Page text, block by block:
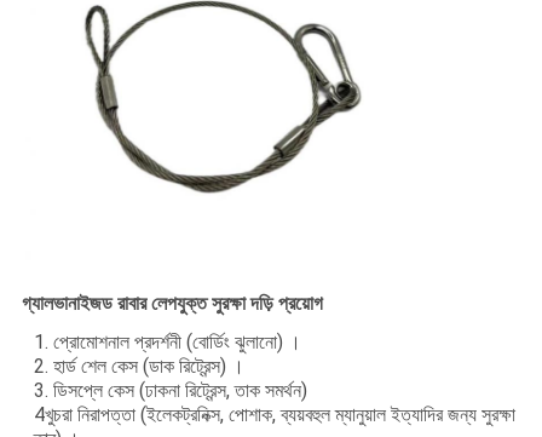
গ্যালভানাইজড রাবার লেপযুক্ত সুরক্ষা দড়ি প্রয়োগ
1. প্রোমোশনাল প্রদর্শনী (বোর্ডিং ঝুলানো) ।
2. হার্ড শেল কেস (ডাক রিট্রেন্স) ।
3. ডিসপ্লে কেস (ঢাকনা রিট্রেন্স, তাক সমর্থন)
4খুচরা নিরাপত্তা (ইলেকট্রনিক্স, পোশাক, ব্যয়বহুল ম্যানুয়াল ইত্যাদির জন্য সুরক্ষা